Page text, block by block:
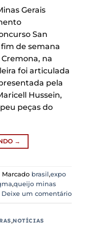
Gerais
San
de semana
Cremona, na
foi articulada
pela
Hussein,
peças do
→
Marcado brasil,expo
,queijo minas
Deixe um comentário
,NOTÍCIAS